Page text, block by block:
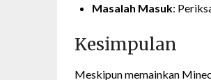
Masalah Masuk:
Kesimpulan
Meskipun memainkan